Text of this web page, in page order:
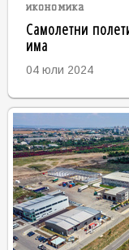
икономика
Самолетни
има
04 юли 2024